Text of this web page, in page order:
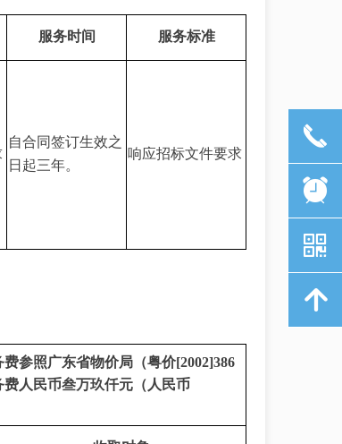
服务时间 服务标准
自合同签订生效之
日起三年。
响应招标文件要求
参照广东省物价局（粤价[2002]386
人民币叁万玖仟元（人民币
끅
뀥
낃
녕